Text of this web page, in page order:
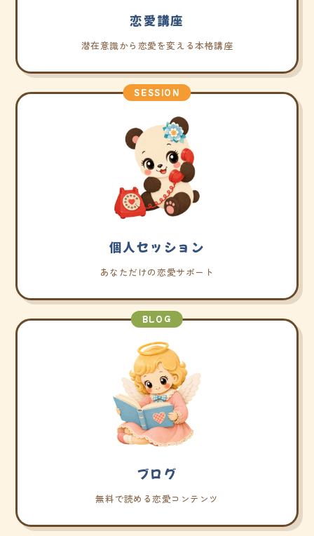
恋愛講座
潜在意識から恋愛を変える本格講座
SESSION
個人セッション
あなただけの恋愛サポート
BLOG
ブログ
無料で読める恋愛コンテンツ